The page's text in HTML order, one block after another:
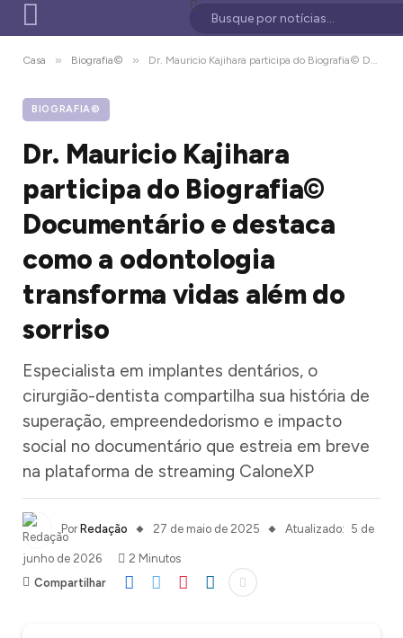
Casa » Biografia© » Dr. Mauricio Kajihara participa do Biografia© Documentário e destaca como a odontologia transforma vidas além do sorriso
BIOGRAFIA©
Dr. Mauricio Kajihara
participa do Biografia©
Documentário e destaca
como a odontologia
transforma vidas além do
sorriso
Especialista em implantes dentários, o
cirurgião-dentista compartilha sua história de
superação, empreendedorismo e impacto
social no documentário que estreia em breve
na plataforma de streaming CaloneXP
Por Redação 27 de maio de 2025 Atualizado: 5 de
junho de 2026
2 Minutos
Compartilhar